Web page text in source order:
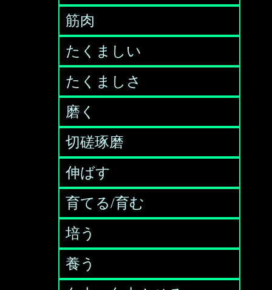
筋肉
たくましい
たくましさ
磨く
切磋琢磨
伸ばす
育てる/育む
培う
養う